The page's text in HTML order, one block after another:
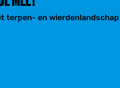
terpen- en wierdenlandschap